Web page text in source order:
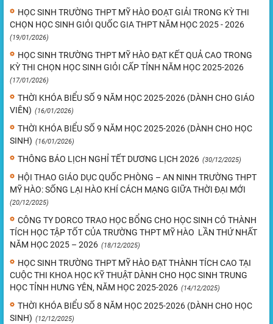
HỌC SINH TRƯỜNG THPT MỸ HÀO ĐOẠT GIẢI TRONG KỲ THI
CHỌN HỌC SINH GIỎI QUỐC GIA THPT NĂM HỌC 2025 - 2026
(19/01/2026)
HỌC SINH TRƯỜNG THPT MỸ HÀO ĐẠT KẾT QUẢ CAO TRONG
KỲ THI CHỌN HỌC SINH GIỎI CẤP TỈNH NĂM HỌC 2025-2026
(17/01/2026)
THỜI KHÓA BIỂU SỐ 9 NĂM HỌC 2025-2026 (DÀNH CHO GIÁO
VIÊN) (16/01/2026)
THỜI KHÓA BIỂU SỐ 9 NĂM HỌC 2025-2026 (DÀNH CHO HỌC
SINH) (16/01/2026)
THÔNG BÁO LỊCH NGHỈ TẾT DƯƠNG LỊCH 2026 (30/12/2025)
HỘI THAO GIÁO DỤC QUỐC PHÒNG – AN NINH TRƯỜNG THPT
MỸ HÀO: SỐNG LẠI HÀO KHÍ CÁCH MẠNG GIỮA THỜI ĐẠI MỚI
(20/12/2025)
CÔNG TY DORCO TRAO HỌC BỔNG CHO HỌC SINH CÓ THÀNH
TÍCH HỌC TẬP TỐT CỦA TRƯỜNG THPT MỸ HÀO LẦN THỨ NHẤT
NĂM HỌC 2025 – 2026 (18/12/2025)
HỌC SINH TRƯỜNG THPT MỸ HÀO ĐẠT THÀNH TÍCH CAO TẠI
CUỘC THI KHOA HỌC KỸ THUẬT DÀNH CHO HỌC SINH TRUNG
HỌC TỈNH HƯNG YÊN, NĂM HỌC 2025-2026 (14/12/2025)
THỜI KHÓA BIỂU SỐ 8 NĂM HỌC 2025-2026 (DÀNH CHO HỌC
SINH) (12/12/2025)